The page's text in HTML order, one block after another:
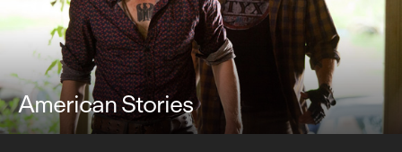
American Stories